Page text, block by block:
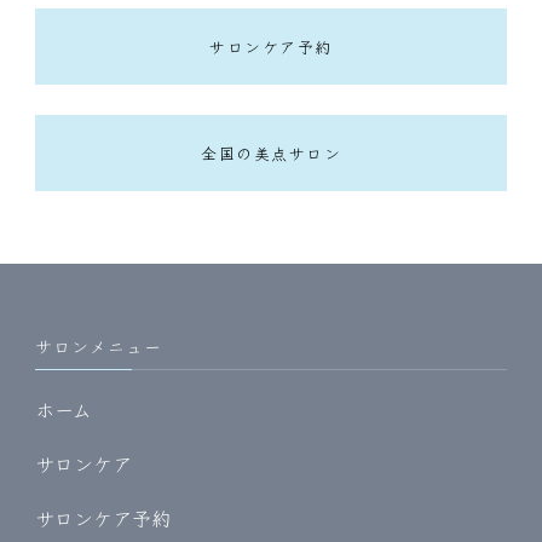
サロンケア予約
全国の美点サロン
サロンメニュー
ホーム
サロンケア
サロンケア予約